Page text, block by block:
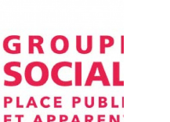
pêche,
forêt, montagne